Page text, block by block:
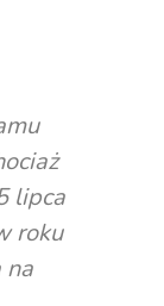
lipca
roku
na